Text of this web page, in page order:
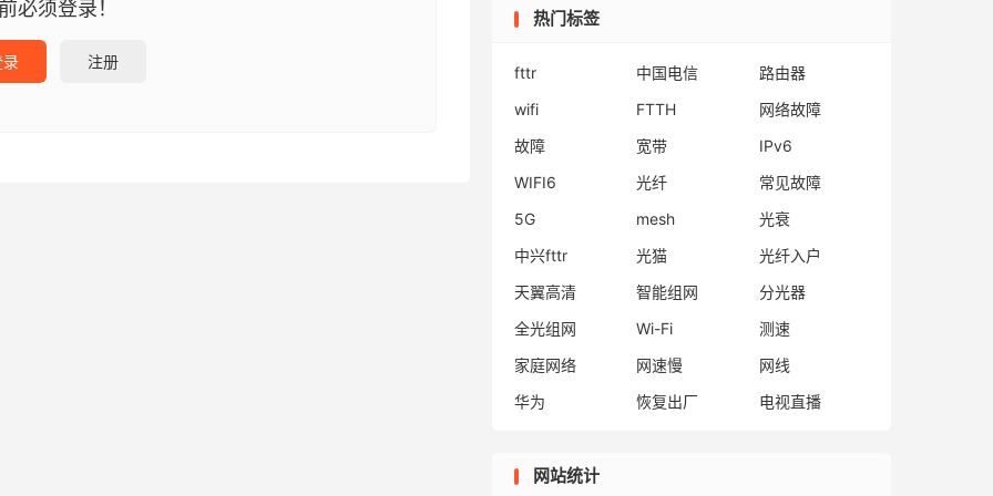
必须登录！
录 注册
热门标签
fttr 中国电信
路由器
wifi
FTTH
网络故障
故障
宽带
IPv6
WIFI6
光纤
常见故障
5G
mesh
光衰
中兴fttr
光猫
光纤入户
天翼高清
智能组网
分光器
全光组网
Wi-Fi
测速
家庭网络
网速慢
网线
华为
恢复出厂 电视直播
网站统计